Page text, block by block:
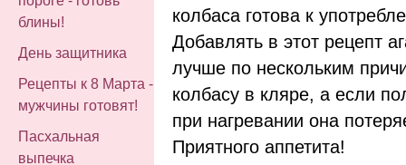
блины!
День защитника
Рецепты к 8 Марта -
мужчины готовят!
Пасхальная
выпечка
колбаса готова к
Добавлять в этот рецепт
лучше по нескольким
колбасу в кляре, а если
при нагревании она
Приятного аппетита!